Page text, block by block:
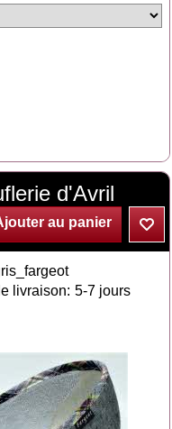
d'Avril
au panier
livraison: 5-7 jours